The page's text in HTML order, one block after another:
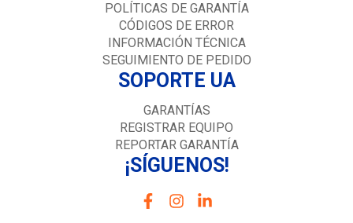
POLÍTICAS DE GARANTÍA
CÓDIGOS DE ERROR
INFORMACIÓN TÉCNICA
SEGUIMIENTO DE PEDIDO
SOPORTE UA
GARANTÍAS
REGISTRAR EQUIPO
REPORTAR GARANTÍA
¡SÍGUENOS!